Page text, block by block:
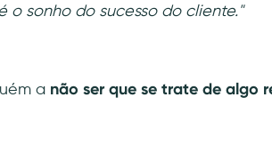
o sonho do sucesso do cliente."
a não ser que se trate de algo